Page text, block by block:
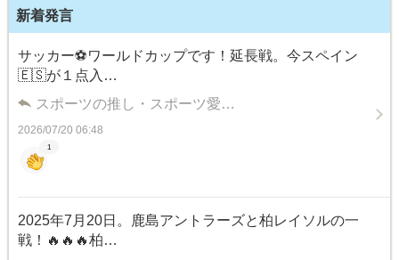
新着発言
サッカー⚽️ワールドカップです！延長戦。今スペイン
🇪🇸が１点入…
スポーツの推し・スポーツ愛…
2026/07/20 06:48
1
2025年7月20日。鹿島アントラーズと柏レイソルの一
戦！🔥🔥🔥柏…